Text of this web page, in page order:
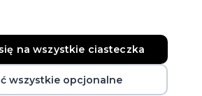
swoje bilety,
Login/Rejestracja
na wszystkie ciasteczka
wszystkie opcjonalne